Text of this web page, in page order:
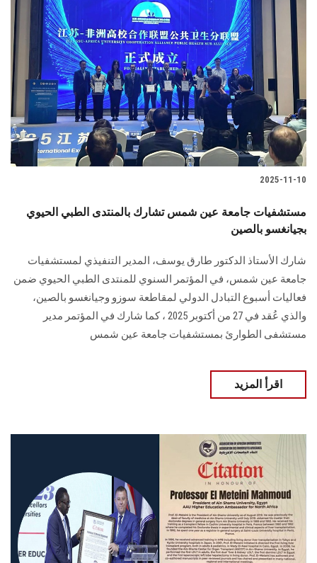
تواصل معنا
الطلاب
هيئة التدريس
الدراسات العليا
الزائـرون
سجل الان
2025-11-10
مستشفيات جامعة عين شمس تشارك بالمنتدى الطبي الحيوي
بجيانغسو بالصين
شارك الأستاذ الدكتور طارق يوسف، المدير التنفيذي لمستشفيات
جامعة عين شمس، في المؤتمر السنوي للمنتدى الطبي الحيوي ضمن
فعاليات أسبوع التبادل الدولي لمقاطعة سوزو وجيانغسو بالصين،
والذي عُقد في 27 من أكتوبر 2025 ، كما شارك في المؤتمر مدير
مستشفى الطوارئ بمستشفيات جامعة عين شمس
اقرأ المزيد